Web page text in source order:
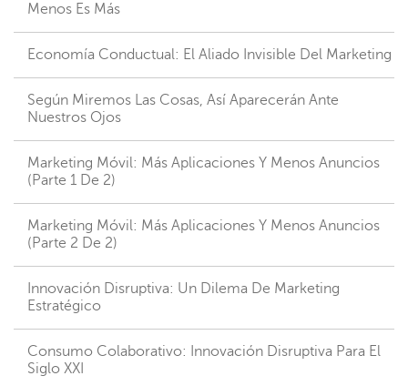
Menos Es Más
Economía Conductual: El Aliado Invisible Del Marketing
Según Miremos Las Cosas, Así Aparecerán Ante
Nuestros Ojos
Marketing Móvil: Más Aplicaciones Y Menos Anuncios
(parte 1 De 2)
Marketing Móvil: Más Aplicaciones Y Menos Anuncios
(parte 2 De 2)
Innovación Disruptiva: Un Dilema De Marketing
Estratégico
Consumo Colaborativo: Innovación Disruptiva Para El
Siglo XXI